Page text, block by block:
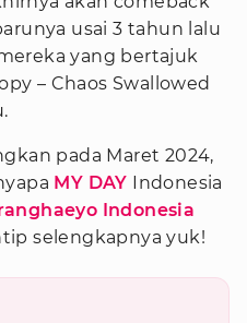
usai 3 tahun lalu
yang bertajuk
– Chaos Swallowed
pada Maret 2024,
MY DAY Indonesia
Indonesia
selengkapnya yuk!